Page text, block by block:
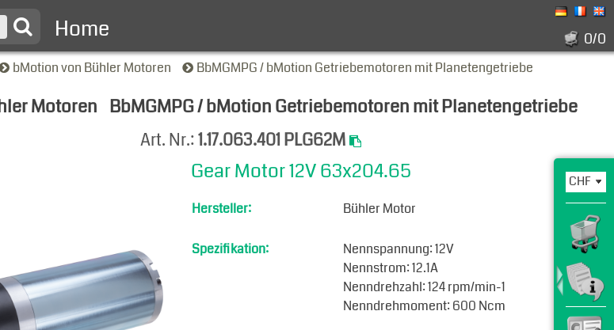
Home
0/0
bMotion von Bühler Motoren BbMGMPG / bMotion Getriebemotoren mit Planetengetriebe
Motoren BbMGMPG / bMotion Getriebemotoren mit Planetengetriebe
Art. Nr.:1.17.063.401 PLG62M
Gear Motor 12V 63x204.65
Hersteller: Bühler Motor
Spezifikation:
Nennspannung: 12V
Nennstrom: 12.1A
Nenndrehzahl: 124 rpm/min-1
Nenndrehmoment: 600 Ncm